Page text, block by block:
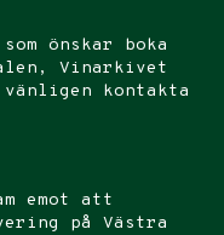
önskar boka
Vinarkivet
kontakta
emot att
på Västra